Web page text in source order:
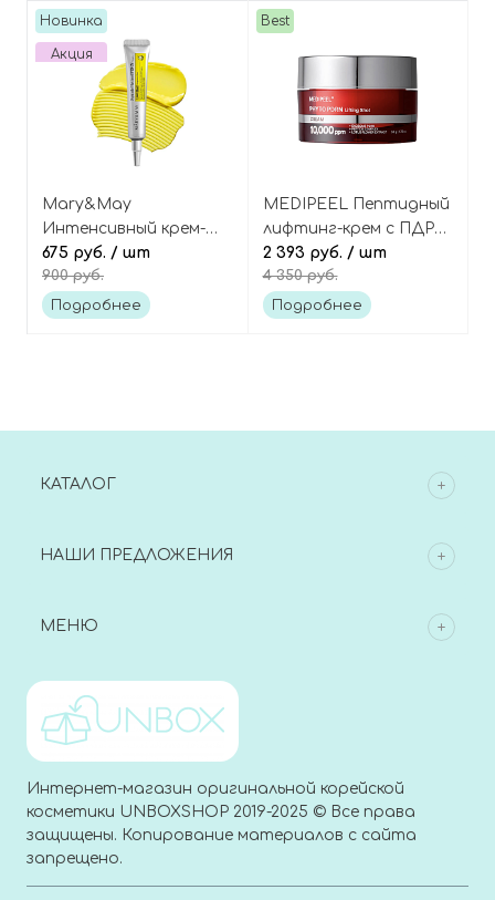
Новинка
Акция
Mary&May
Интенсивный крем-
концентрат с ПДРН,
микроиглами, и
ретинолом, Spicule
675 руб. / шт
900 руб.
Подробнее
Best
MEDIPEEL Пептидный
лифтинг-крем с ПДРН
и стволовыми
клетками, Phyto
Exosome PDRN Lifting
2 393 руб. / шт
4 350 руб.
Подробнее
КАТАЛОГ
НАШИ ПРЕДЛОЖЕНИЯ
МЕНЮ
Интернет-магазин оригинальной корейской
косметики UNBOXSHOP 2019-2025 © Все права
защищены. Копирование материалов с сайта
запрещено.